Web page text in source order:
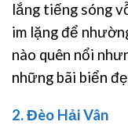
lắng tiếng sóng
im lặng để
nào quên nổi
những bãi biển
2. Đèo Hải Vân